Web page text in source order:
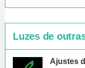
Luzes de
Ajustes